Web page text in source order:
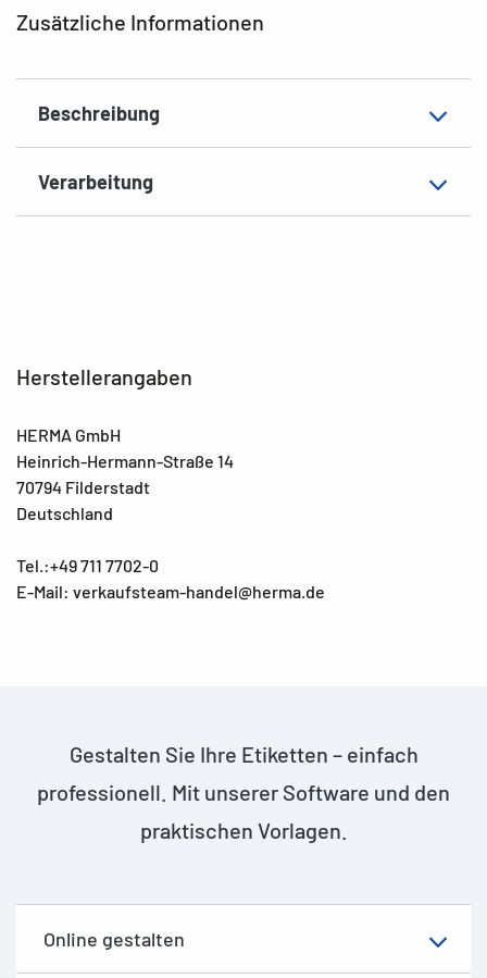
Zusätzliche Informationen
Beschreibung
Verarbeitung
Herstellerangaben
HERMA GmbH
Heinrich-Hermann-Straße 14
70794 Filderstadt
Deutschland
Tel.:+49 711 7702-0
E-Mail: verkaufsteam-handel@herma.de
Gestalten Sie Ihre Etiketten – einfach
professionell. Mit unserer Software und den
praktischen Vorlagen.
Online gestalten